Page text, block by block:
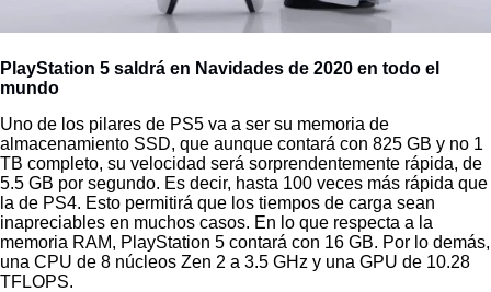
PlayStation 5 saldrá en Navidades de 2020 en todo el
mundo
Uno de los pilares de PS5 va a ser su memoria de
almacenamiento SSD, que aunque contará con 825 GB y no 1
TB completo, su velocidad será sorprendentemente rápida, de
5.5 GB por segundo. Es decir, hasta 100 veces más rápida que
la de PS4. Esto permitirá que los tiempos de carga sean
inapreciables en muchos casos. En lo que respecta a la
memoria RAM, PlayStation 5 contará con 16 GB. Por lo demás,
una CPU de 8 núcleos Zen 2 a 3.5 GHz y una GPU de 10.28
TFLOPS.